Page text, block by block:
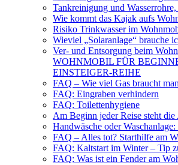
Tankreinigung und
Wie kommt das Kajak aufs
Risiko Trinkwasser im
Wieviel „Solaranlage“ brauche
Ver- und Entsorgung beim
WOHNMOBIL FÜR
EINSTEIGER-REIHE
FAQ – Wie viel Gas braucht
FAQ: Eingraben verhindern
FAQ: Toilettenhygiene
Am Beginn jeder Reise steht
Handwäsche oder
FAQ – Alles tot? Starthilfe am
FAQ: Kaltstart im Winter – Tip
FAQ: Was ist ein Fender am